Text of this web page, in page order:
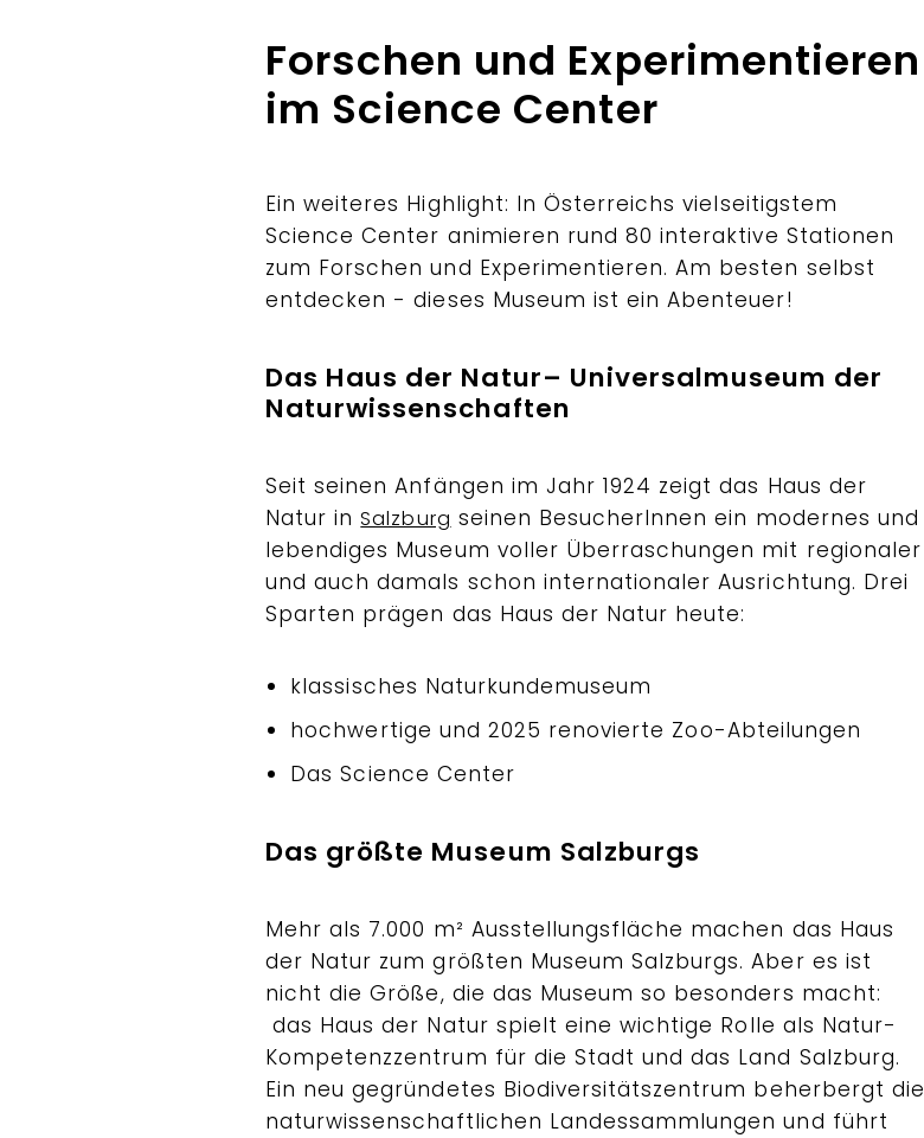
Forschen und Experimentieren
im Science Center
Ein weiteres Highlight: In Österreichs vielseitigstem
Science Center animieren rund 80 interaktive Stationen
zum Forschen und Experimentieren. Am besten selbst
entdecken - dieses Museum ist ein Abenteuer!
Das Haus der Natur– Universalmuseum der
Naturwissenschaften
Seit seinen Anfängen im Jahr 1924 zeigt das Haus der
Natur inSalzburg seinen BesucherInnen ein modernes und
lebendiges Museum voller Überraschungen mit regionaler
und auch damals schon internationaler Ausrichtung. Drei
Sparten prägen das Haus der Natur heute:
klassisches Naturkundemuseum
hochwertige und 2025 renovierte Zoo-Abteilungen
Das Science Center
Das größte Museum Salzburgs
Mehr als 7.000 m² Ausstellungsfläche machen das Haus
der Natur zum größten Museum Salzburgs. Aber es ist
nicht die Größe, die das Museum so besonders macht:
das Haus der Natur spielt eine wichtige Rolle als Natur-
Kompetenzzentrum für die Stadt und das Land Salzburg.
Ein neu gegründetes Biodiversitätszentrum beherbergt die
naturwissenschaftlichen Landessammlungen und führt